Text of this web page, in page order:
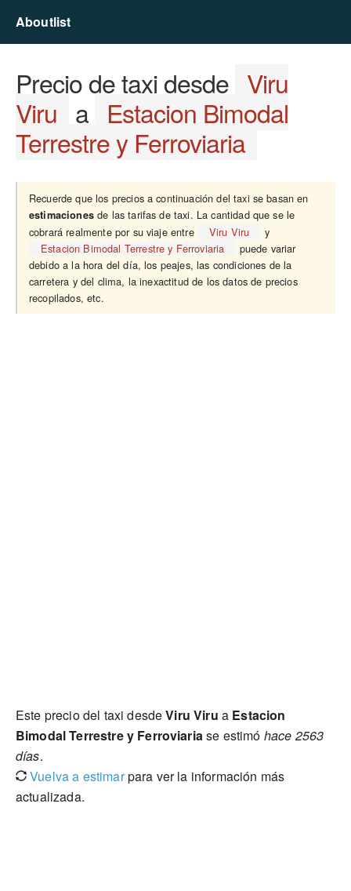
Aboutlist
Precio de taxi desde Viru
Viru a Estacion Bimodal
Terrestre y Ferroviaria
Recuerde que los precios a continuación del taxi se basan en
estimacionesde las tarifas de taxi. La cantidad que se le
cobrará realmente por su viaje entre
Viru Viru
y
Estacion Bimodal Terrestre y Ferroviaria
puede variar
debido a la hora del día, los peajes, las condiciones de la
carretera y del clima, la inexactitud de los datos de precios
recopilados, etc.
Este precio del taxi desdeViru Viru a Estacion
Bimodal Terrestre y Ferroviariase estimó hace 2563
días.
Vuelva a estimarpara ver la información más
actualizada.